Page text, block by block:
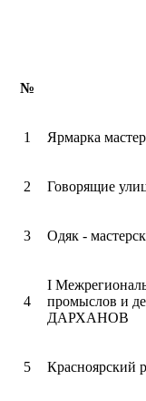
№
1 Ярмарка
2 Говорящие
3 Одяк -
4
I
промыслов и
ДАРХАНОВ
5 Красноярский